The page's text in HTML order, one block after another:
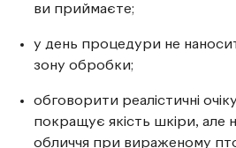
ви приймаєте;
у день процедури не
зону обробки;
обговорити реалістичні
покращує якість шкіри, але
обличчя при вираженому